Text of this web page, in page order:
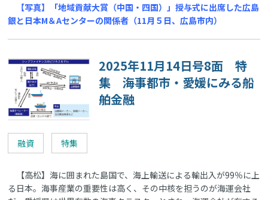
【写真】「地域貢献大賞（中国・四国）」授与式に出席した広島
銀と日本M＆Aセンターの関係者（11月５日、広島市内）
2025年11月14日号8面 特
集 海事都市・愛媛にみる船
舶金融
融資 特集
【高松】海に囲まれた島国で、海上輸送による輸出入が99％に上
る日本。海事産業の重要性は高く、その中核を担うのが海運会社